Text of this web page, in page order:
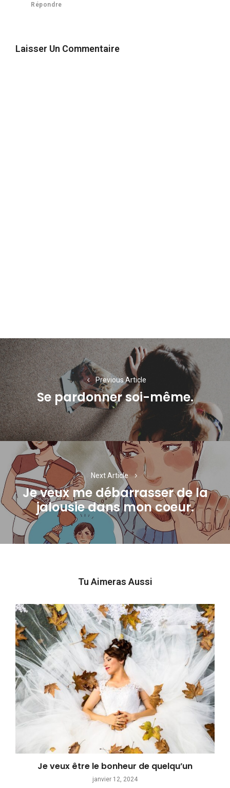
Répondre
Laisser Un Commentaire
Navigation
de
l’article
Previous Article
Previous
post:
Se pardonner soi-même.
Next Article
Next
post:
Je veux me débarrasser de la
jalousie dans mon coeur.
Tu Aimeras Aussi
Je veux être le bonheur de quelqu’un
janvier 12, 2024